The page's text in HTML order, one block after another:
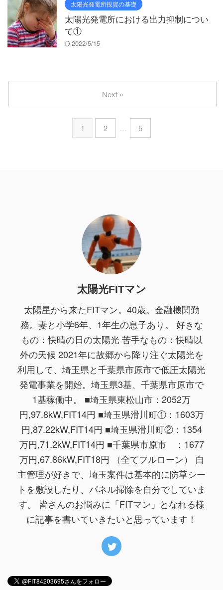
太陽光発電所投資の基礎
太陽光発電所における出力抑制につい
て①
2022/5/15
1 2 … 5
Next »
太陽光FITマン
太陽星から来たFITマン。40歳。金融機関勤
務。妻と小学6年、1年生の息子あり。 好きな
もの：快晴の日の太陽光 苦手なもの：快晴以
外の天候 2021年に故郷から降り注ぐ太陽光を
利用して、埼玉県と千葉県市原市で低圧太陽光
発電事業を開始。埼玉県3基、千葉県市原市で
1基稼働中。 ■埼玉県東松山市：2052万
円,97.8kW,FIT14円 ■埼玉県滑川町①：1603万
円,87.22kW,FIT14円 ■埼玉県滑川町②：1354
万円,71.2kW,FIT14円 ■千葉県市原市 ：1677
万円,67.86kW,FIT18円 （全てフルローン） 自
主管理が好きで、埼玉案件は基本的に防草シー
トを敷設したり、パネル掃除を自分でしていま
す。 皆さんのお悩みに「FITマン」となれる様
に記事を書いていきたいと思っています！